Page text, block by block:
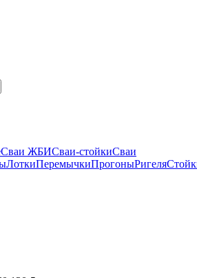
Сваи ЖБИСваи-стойкиСваи
ЛоткиПеремычкиПрогоныРигеля